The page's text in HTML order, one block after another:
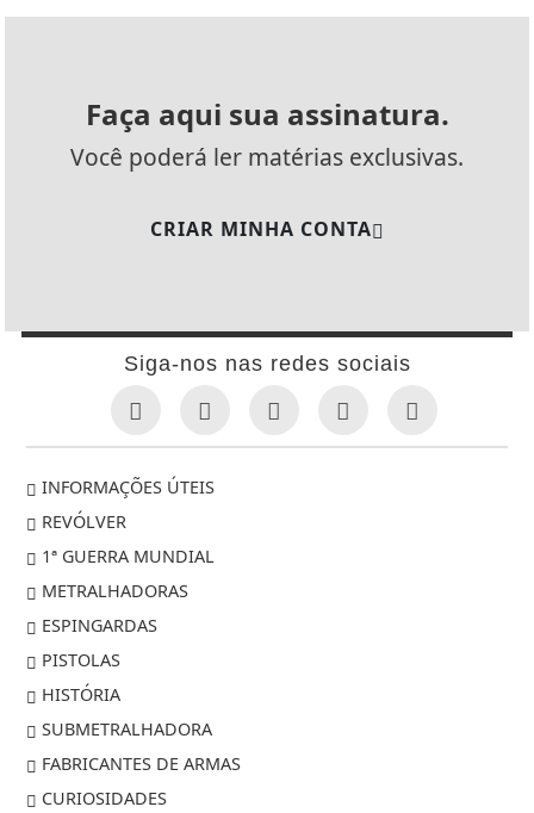
Faça aqui sua assinatura.
Você poderá ler matérias exclusivas.
CRIAR MINHA CONTA
Siga-nos nas redes sociais
INFORMAÇÕES ÚTEIS
REVÓLVER
1ª GUERRA MUNDIAL
METRALHADORAS
ESPINGARDAS
PISTOLAS
HISTÓRIA
SUBMETRALHADORA
FABRICANTES DE ARMAS
CURIOSIDADES